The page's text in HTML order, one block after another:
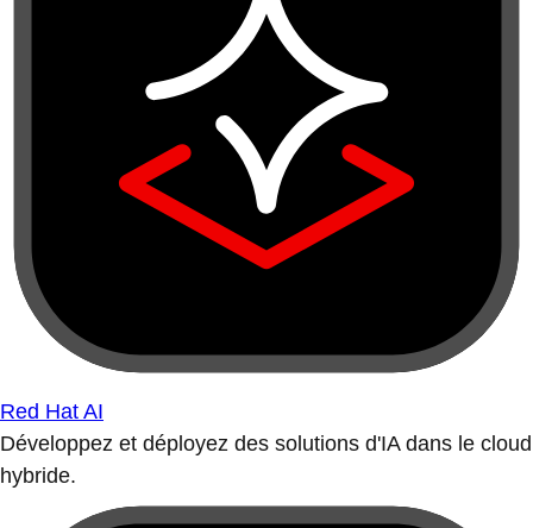
Red Hat AI
Développez et déployez des solutions d'IA dans le cloud
hybride.